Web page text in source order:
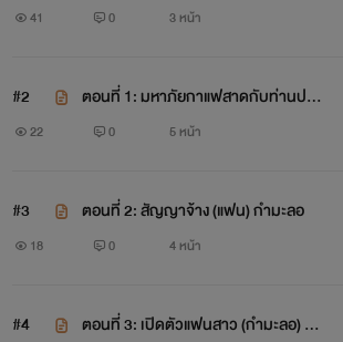
41 0 3 หน้า
#2
ตอนที่ 1: มหาภัยกาแฟสาดกับท่านประ
ธานหน้ายักษ์
22 0 5 หน้า
#3 ตอนที่ 2: สัญญาจ้าง (แฟน) กำมะลอ
18 0 4 หน้า
#4
ตอนที่ 3: เปิดตัวแฟนสาว (กำมะลอ) คน